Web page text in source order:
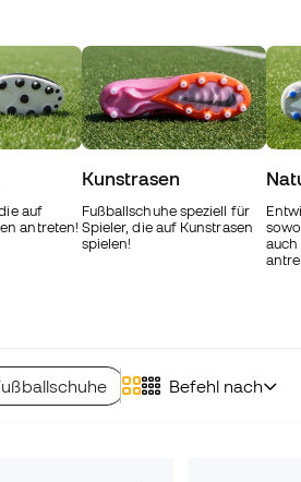
auf
antreten!
Kunstrasen
Fußballschuhe speziell für
Spieler, die auf Kunstrasen
spielen!
auch
Befehl nach
Munich